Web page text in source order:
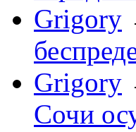
Grigory
Grigory
Сочи